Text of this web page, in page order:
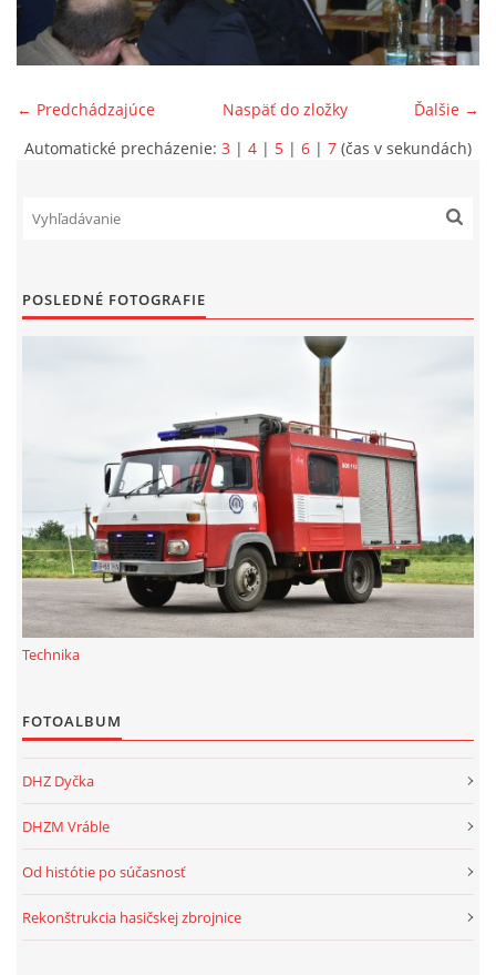
SPONZORI
KONTAKTY
© 2026 eStránky.sk|Aktualizované 22. 7. 2026|Hore ↑
← Predchádzajúce Ďalšie →
Naspäť do zložky
Automatické precházenie: 3 | 4 | 5 | 6 | 7 (čas v sekundách)
POSLEDNÉ FOTOGRAFIE
Technika
FOTOALBUM
DHZ Dyčka
DHZM Vráble
Od histótie po súčasnosť
Rekonštrukcia hasičskej zbrojnice